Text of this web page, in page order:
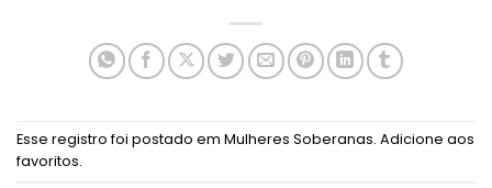
Esse registro foi postado em Mulheres Soberanas. Adicione aos
favoritos.